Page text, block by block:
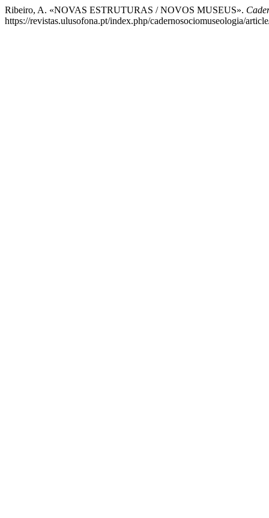
Ribeiro, A. «NOVAS ESTRUTURAS / NOVOS MUSEUS».
https://revistas.ulusofona.pt/index.php/cadernosociomuseologia/